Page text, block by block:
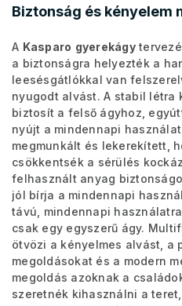
Biztonság és kényelem
A Kasparo gyerekágy
a biztonságra helyezték a
leesésgátlókkal van
nyugodt alvást. A stabil létra
biztosít a felső ágyhoz,
nyújt a mindennapi
megmunkált és lekerekített,
csökkentsék a sérülés
felhasznált anyag
jól bírja a mindennapi
távú, mindennapi
csak egy egyszerű ágy.
ötvözi a kényelmes alvást, a
megoldásokat és a modern
megoldás azoknak a
szeretnék kihasználni a